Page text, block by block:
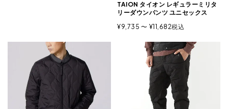
TAION タイオン レギュラーミリタ
リーダウンパンツ ユニセックス
¥9,735 〜 ¥11,682税込